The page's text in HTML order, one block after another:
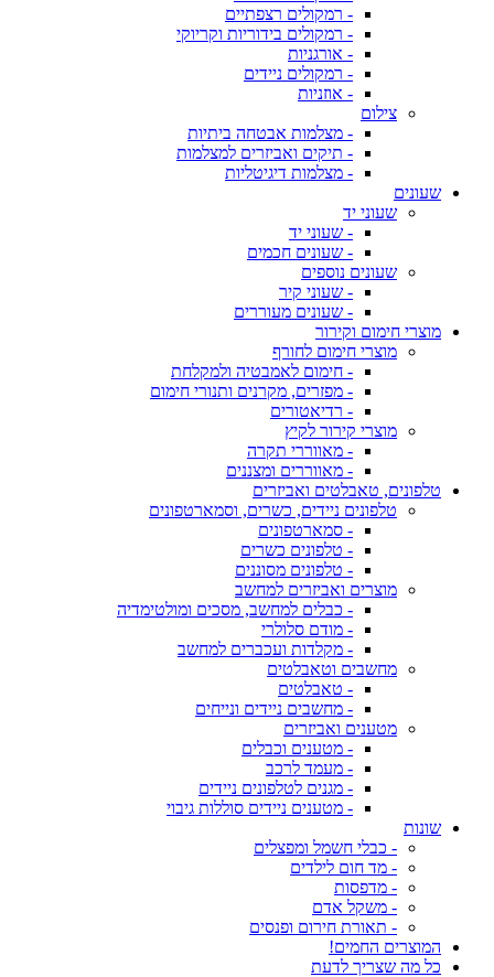
- רמקולים רצפתיים
- רמקולים בידוריות וקריוקי
- אורגניות
- רמקולים ניידים
- אוזניות
צילום
- מצלמות אבטחה ביתיות
- תיקים ואביזרים למצלמות
- מצלמות דיגיטליות
שעונים
שעוני יד
- שעוני יד
- שעונים חכמים
שעונים נוספים
- שעוני קיר
- שעונים מעוררים
מוצרי חימום וקירור
מוצרי חימום לחורף
- חימום לאמבטיה ולמקלחת
- מפזרים, מקרנים ותנורי חימום
- רדיאטורים
מוצרי קירור לקיץ
- מאווררי תקרה
- מאווררים ומצננים
טלפונים, טאבלטים ואביזרים
טלפונים ניידים, כשרים, וסמארטפונים
- סמארטפונים
- טלפונים כשרים
- טלפונים מסוננים
מוצרים ואביזרים למחשב
- כבלים למחשב, מסכים ומולטימדיה
- מודם סלולרי
- מקלדות ועכברים למחשב
מחשבים וטאבלטים
- טאבלטים
- מחשבים ניידים ונייחים
מטענים ואביזרים
- מטענים וכבלים
- מעמד לרכב
- מגנים לטלפונים ניידים
- מטענים ניידים סוללות גיבוי
שונות
- כבלי חשמל ומפצלים
- מד חום לילדים
- מדפסות
- משקל אדם
- תאורת חירום ופנסים
המוצרים החמים!
כל מה שצריך לדעת